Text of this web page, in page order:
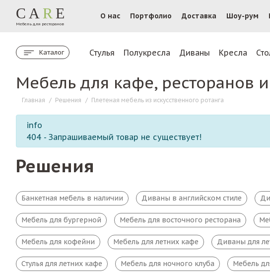
CA R E
Мебель для ресторанов
О нас Портфолио Доставка Шоу-рум
Каталог Стулья Полукресла Диваны Кресла
Мебель для кафе, ресторанов
Главная / Решения / Плетеная мебель из искусственного ротанга
info
404 - Запрашиваемый товар не существует!
Решения
Банкетная мебель в наличии Диваны в английском стиле
Мебель для бургерной Мебель для восточного ресторана
Мебель для кофейни Мебель для летних кафе Диваны для
Стулья для летних кафе Мебель для ночного клуба Мебель